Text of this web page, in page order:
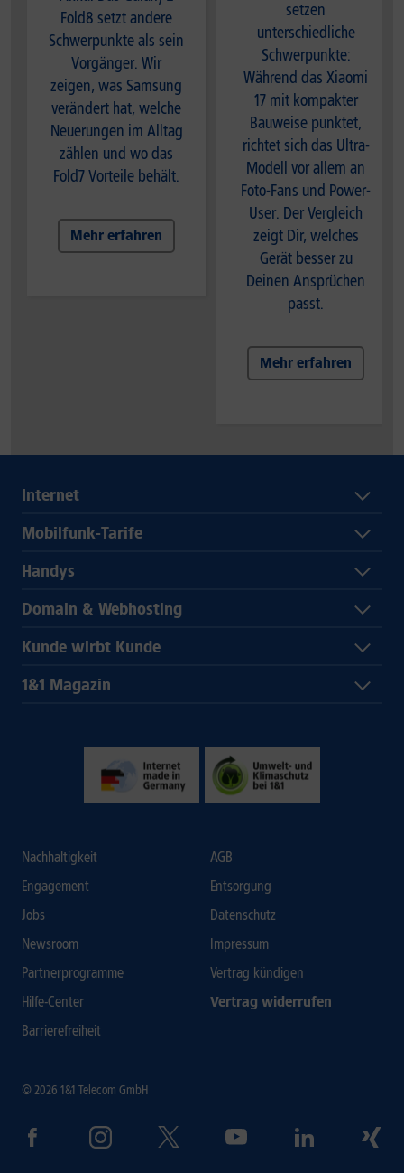
Fold8 setzt andere
Schwerpunkte als sein
Vorgänger. Wir
zeigen, was Samsung
verändert hat, welche
Neuerungen im Alltag
zählen und wo das
Fold7 Vorteile behält.
Mehr erfahren
setzen
unterschiedliche
Schwerpunkte:
Während das Xiaomi
17 mit kompakter
Bauweise punktet,
richtet sich das Ultra-
Modell vor allem an
Foto-Fans und Power-
User. Der Vergleich
zeigt Dir, welches
Gerät besser zu
Deinen Ansprüchen
passt.
Mehr erfahren
Internet
Mobilfunk-Tarife
Handys
Domain & Webhosting
Kunde wirbt Kunde
1&1 Magazin
Nachhaltigkeit
Engagement
Jobs
Newsroom
Partnerprogramme
Hilfe-Center
Barrierefreiheit
AGB
Entsorgung
Datenschutz
Impressum
Vertrag kündigen
Vertrag widerrufen
© 2026 1&1 Telecom GmbH